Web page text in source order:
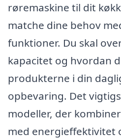
røremaskine til dit
matche dine behov
funktioner. Du skal
kapacitet og hvordan
produkterne i din
opbevaring. Det
modeller, der
med energieffektivitet